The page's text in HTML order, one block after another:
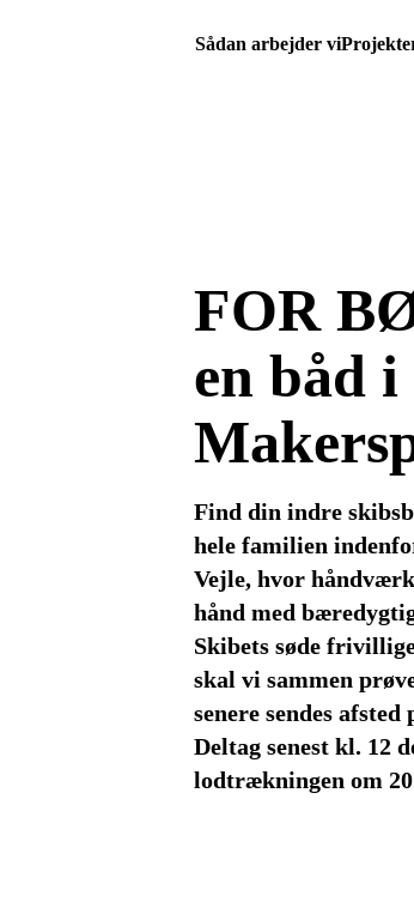
Sådan arbejder vi
FOR
en båd
Find din indre
hele familien
Vejle, hvor
hånd med
Skibets søde
skal vi sammen
senere sendes
Deltag senest kl. 12
lodtrækningen om